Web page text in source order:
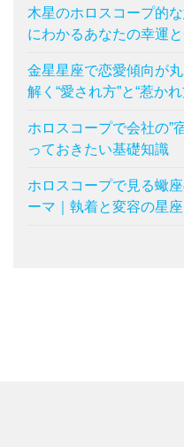
木星のホロスコープ的
にわかるあなたの幸運
金星星座で恋愛傾向が
解く“愛され方”と“惹かれ
ホロスコープで会社の”
っておきたい基礎知識
ホロスコープで見る蠍
ーマ｜執着と変容の星